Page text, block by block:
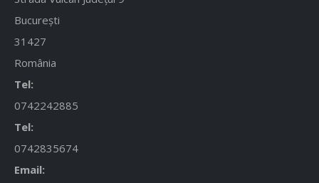
București
31427
România
Tel:
0742242885
Tel:
0742835674
Email: